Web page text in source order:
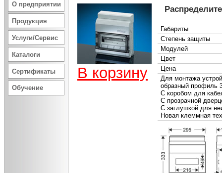
О предприятии
Продукция
Услуги/Сервис
Каталоги
Сертификаты
Обучение
В корзину
Габариты
Степень защиты
Модулей
Цвет
Цена
Для монтажа
образный профиль
С коробом для
С прозрачной
С заглушкой для
Новая клеммная